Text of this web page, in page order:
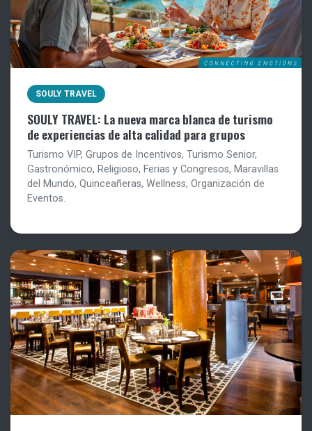
SOULY TRAVEL
SOULY TRAVEL: La nueva marca blanca de turismo
de experiencias de alta calidad para grupos
Turismo VIP, Grupos de Incentivos, Turismo Senior,
Gastronómico, Religioso, Ferias y Congresos, Maravillas
del Mundo, Quinceañeras, Wellness, Organización de
Eventos.